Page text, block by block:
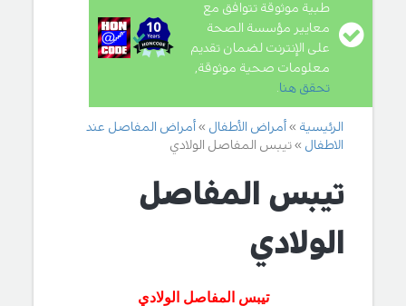
طبية موثوقة تتوافق مع
معايير مؤسسة الصحة
على الإنترنت لضمان تقديم
معلومات صحية موثوقة,
تحقق هنا
الرئيسية أمراض الأطفال
أمراض المفاصل عند
الاطفال
تيبس المفاصل الولادي
تيبس المفاصل
الولادي
تيبس المفاصل الولادي